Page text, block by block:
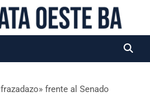
frente al Senado